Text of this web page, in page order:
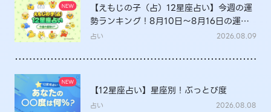
【えもじの子（占）12星座占い】今週の運
勢ランキング！8月10日～8月16日の運勢
は？
占い 2026.08.09
【12星座占い】星座別！ぶっとび度
占い 2026.08.08